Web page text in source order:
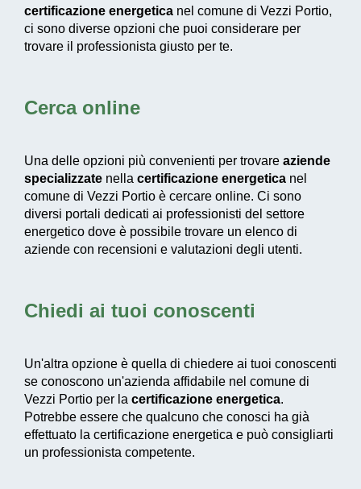
certificazione energetica nel comune di Vezzi Portio,
ci sono diverse opzioni che puoi considerare per
trovare il professionista giusto per te.
Cerca online
Una delle opzioni più convenienti per trovare aziende
specializzate nella certificazione energetica nel
comune di Vezzi Portio è cercare online. Ci sono
diversi portali dedicati ai professionisti del settore
energetico dove è possibile trovare un elenco di
aziende con recensioni e valutazioni degli utenti.
Chiedi ai tuoi conoscenti
Un'altra opzione è quella di chiedere ai tuoi conoscenti
se conoscono un'azienda affidabile nel comune di
Vezzi Portio per la certificazione energetica.
Potrebbe essere che qualcuno che conosci ha già
effettuato la certificazione energetica e può consigliarti
un professionista competente.